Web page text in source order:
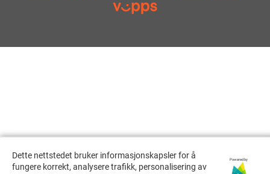
Dette nettstedet bruker informasjonskapsler for å
fungere korrekt, analysere trafikk, personalisering av
Powered by
Dette nettstedet bruker informasjonskapsler for å
fungere korrekt, analysere trafikk, personalisering av
Powered by